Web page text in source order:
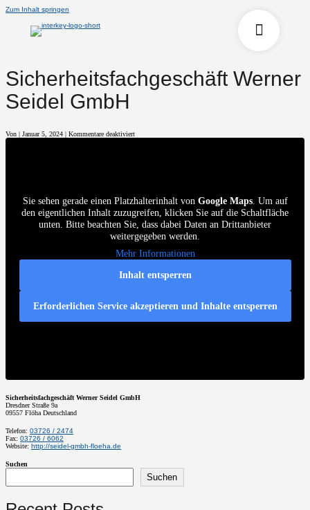
Zum Inhalt springen
Sicherheitsfachgeschäft Werner
Seidel GmbH
Von | Januar 5, 2024 | Kommentare deaktiviertfür
Sie sehen gerade einen Platzhalterinhalt von Google Maps. Um auf
den eigentlichen Inhalt zuzugreifen, klicken Sie auf die Schaltfläche
unten. Bitte beachten Sie, dass dabei Daten an Drittanbieter
weitergegeben werden.
Mehr Informationen
Inhalt entsperren
Erforderlichen Service akzeptieren und Inhalte entsperren
Sicherheitsfachgeschäft Werner Seidel GmbH
Dresdner Straße 9a
09557 Flöha Deutschland
Telefon: 03726 / 2474
Fax: 03726 / 6062
Website: http://seidel-gmbh-floeha.de
Suchen
Suchen